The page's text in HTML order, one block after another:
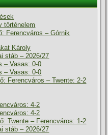
történelem
Ferencváros – Górnik
Károly
stáb – 2026/27
– Vasas: 0-0
– Vasas: 0-0
Ferencváros – Twente: 2-2
4-2
4-2
Twente – Ferencváros: 1-2
stáb – 2026/27